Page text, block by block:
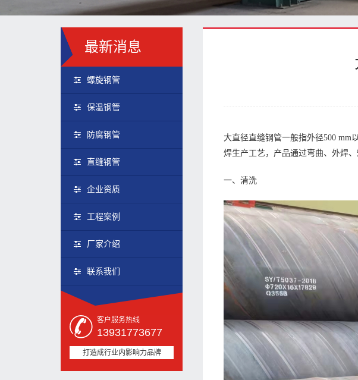
最新消息
螺旋钢管
保温钢管
防腐钢管
直缝钢管
企业资质
工程案例
厂家介绍
联系我们
客户服务热线
13931773677
打造成行业内影响力品牌
大直径直缝钢管一般指外径500 mm
焊生产工艺，产品通过弯曲、外焊
一、清洗